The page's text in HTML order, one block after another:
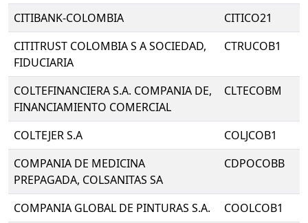
CITIBANK-COLOMBIA
CITICO21
CITITRUST COLOMBIA S A SOCIEDAD,
FIDUCIARIA
CTRUCOB1
COLTEFINANCIERA S.A. COMPANIA DE,
FINANCIAMIENTO COMERCIAL
CLTECOBM
COLTEJER S.A
COLJCOB1
COMPANIA DE MEDICINA
PREPAGADA, COLSANITAS SA
CDPOCOBB
COMPANIA GLOBAL DE PINTURAS S.A. COOLCOB1